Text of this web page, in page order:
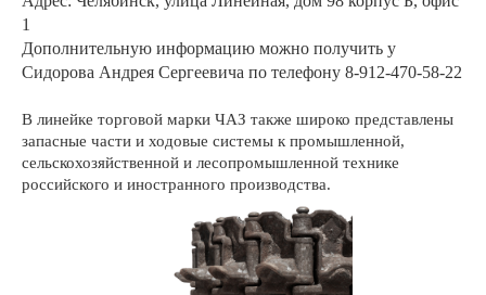
1
Дополнительную информацию можно получить у
Сидорова Андрея Сергеевича по телефону 8-912-470-58-22
В линейке торговой марки ЧАЗ также широко представлены
запасные части и ходовые системы к промышленной,
сельскохозяйственной и лесопромышленной технике
российского и иностранного производства.